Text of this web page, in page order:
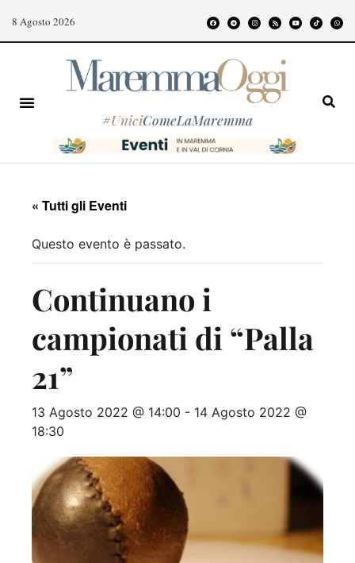
8 Agosto 2026
#UniciComeLaMaremma
« Tutti gli Eventi
Questo evento è passato.
Continuano i
campionati di “Palla
21”
13 Agosto 2022 @ 14:00 - 14 Agosto 2022 @
18:30